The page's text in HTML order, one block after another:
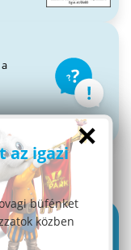
×
az igazi
büfénket
közben